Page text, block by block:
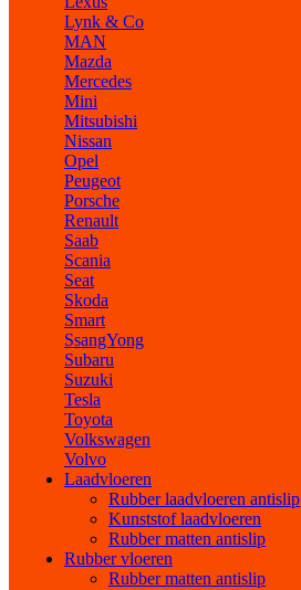
Lynk & Co
MAN
Mazda
Mercedes
Mini
Mitsubishi
Nissan
Opel
Peugeot
Porsche
Renault
Saab
Scania
Seat
Skoda
Smart
SsangYong
Subaru
Suzuki
Tesla
Toyota
Volkswagen
Volvo
Laadvloeren
Rubber laadvloeren antislip
Kunststof laadvloeren
Rubber matten antislip
Rubber vloeren
Rubber matten antislip